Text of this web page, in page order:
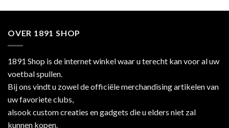
OVER 1891 SHOP
1891 Shop is de internet winkel waar u terecht kan voor al uw
voetbal spullen.
Bij ons vindt u zowel de officiële merchandising artikelen van
uw favoriete clubs,
alsook custom creaties en gadgets die u elders niet zal
kunnen kopen.